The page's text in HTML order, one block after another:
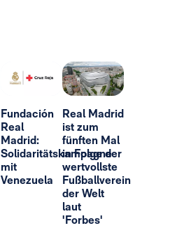
Fundación
Real
Madrid:
Solidaritätskampagne
mit
Venezuela
Real Madrid
ist zum
fünften Mal
in Folge der
wertvollste
Fußballverein
der Welt
laut
'Forbes'